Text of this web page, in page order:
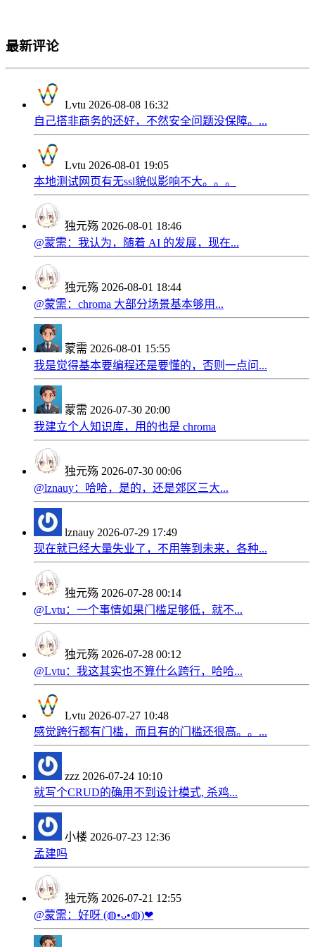
最新评论
Lvtu 2026-08-08 16:32
自己搭非商务的还好，不然安全问题没保障。...
Lvtu 2026-08-01 19:05
本地测试网页有无ssl貌似影响不大。。。
独元殇 2026-08-01 18:46
@蒙需：我认为，随着 AI 的发展，现在...
独元殇 2026-08-01 18:44
@蒙需：chroma 大部分场景基本够用...
蒙需 2026-08-01 15:55
我是觉得基本要编程还是要懂的，否则一点问...
蒙需 2026-07-30 20:00
我建立个人知识库，用的也是 chroma
独元殇 2026-07-30 00:06
@lznauy：哈哈，是的，还是郊区三大...
lznauy 2026-07-29 17:49
现在就已经大量失业了，不用等到未来，各种...
独元殇 2026-07-28 00:14
@Lvtu：一个事情如果门槛足够低，就不...
独元殇 2026-07-28 00:12
@Lvtu：我这其实也不算什么跨行，哈哈...
Lvtu 2026-07-27 10:48
感觉跨行都有门槛，而且有的门槛还很高。。...
zzz 2026-07-24 10:10
就写个CRUD的确用不到设计模式, 杀鸡...
小楼 2026-07-23 12:36
孟建吗
独元殇 2026-07-21 12:55
@蒙需：好呀 (◍•ᴗ•◍)❤